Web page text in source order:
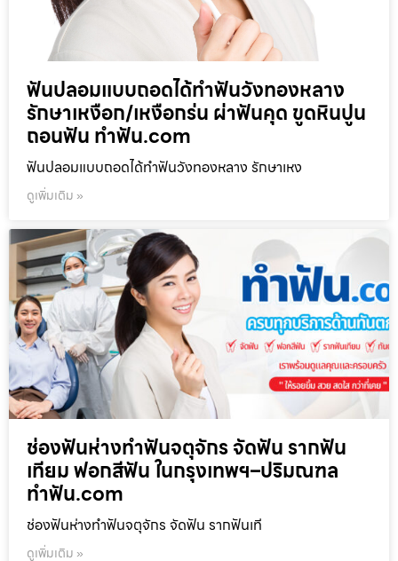
ฟันปลอมแบบถอดได้ทำฟันวังทองหลาง
รักษาเหงือก/เหงือกร่น ผ่าฟันคุด ขูดหินปูน
ถอนฟัน ทำฟัน.com
ฟันปลอมแบบถอดได้ทำฟันวังทองหลาง รักษาเหง
ดูเพิ่มเติม »
ช่องฟันห่างทำฟันจตุจักร จัดฟัน รากฟัน
เทียม ฟอกสีฟัน ในกรุงเทพฯ–ปริมณฑล
ทำฟัน.com
ช่องฟันห่างทำฟันจตุจักร จัดฟัน รากฟันเที
ดูเพิ่มเติม »